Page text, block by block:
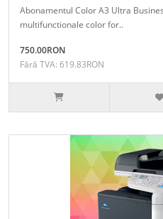
Abonamentul Color A3 Ultra
multifunctionale color for..
750.00RON
Fără TVA: 619.83RON